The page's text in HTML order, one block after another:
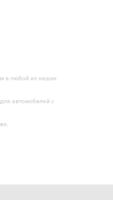
в любой из наших
автомобилей с